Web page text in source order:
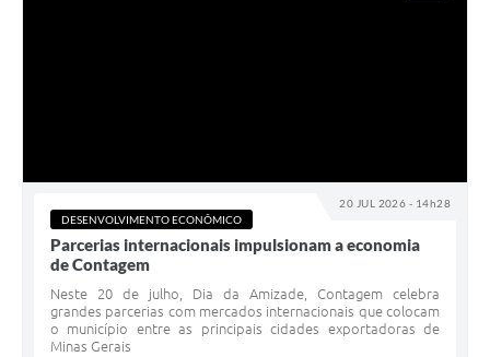
20 JUL 2026 - 14h28
DESENVOLVIMENTO ECONÔMICO
Parcerias internacionais impulsionam a economia
de Contagem
Neste 20 de julho, Dia da Amizade, Contagem celebra
grandes parcerias com mercados internacionais que colocam
o município entre as principais cidades exportadoras de
Minas Gerais